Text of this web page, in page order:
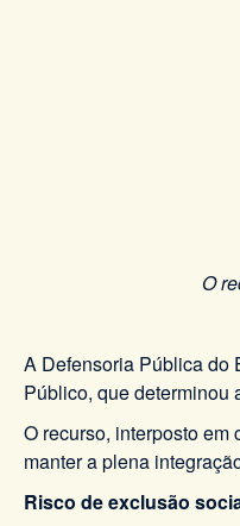
O
A Defensoria Pública do
Público, que determinou
O recurso, interposto
manter a plena
Risco de exclusão